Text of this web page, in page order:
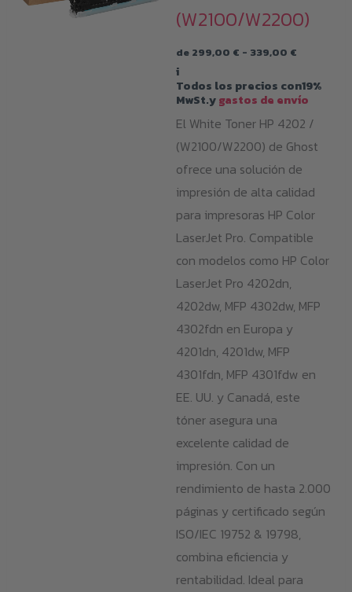
(W2100/W2200)
de 299,00 € - 339,00 €
desde
299,00 €
339,00 €
i
Todos los precios con19%
MwSt.ygastos de envío
El White Toner HP 4202 /
(W2100/W2200) de Ghost
ofrece una solución de
impresión de alta calidad
para impresoras HP Color
LaserJet Pro. Compatible
con modelos como HP Color
LaserJet Pro 4202dn,
4202dw, MFP 4302dw, MFP
4302fdn en Europa y
4201dn, 4201dw, MFP
4301fdn, MFP 4301fdw en
EE. UU. y Canadá, este
tóner asegura una
excelente calidad de
impresión. Con un
rendimiento de hasta 2.000
páginas y certificado según
ISO/IEC 19752 & 19798,
combina eficiencia y
rentabilidad. Ideal para